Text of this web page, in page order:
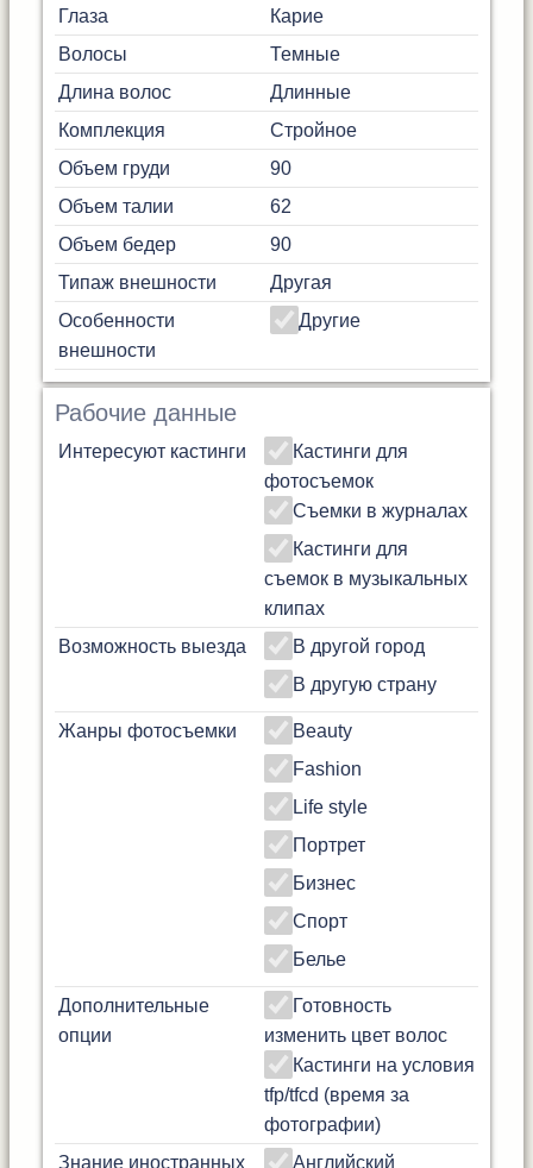
Глаза
Карие
Волосы
Темные
Длина волос
Длинные
Комплекция
Стройное
Объем груди
90
Объем талии
62
Объем бедер
90
Типаж внешности
Другая
Особенности
внешности
Другие
Рабочие данные
Интересуют кастинги
Кастинги для
фотосъемок
Съемки в журналах
Кастинги для
съемок в музыкальных
клипах
Возможность выезда
В другой город
В другую страну
Жанры фотосъемки
Beauty
Fashion
Life style
Портрет
Бизнес
Спорт
Белье
Дополнительные
опции
Готовность
изменить цвет волос
Кастинги на условия
tfp/tfcd (время за
фотографии)
Знание иностранных
Английский